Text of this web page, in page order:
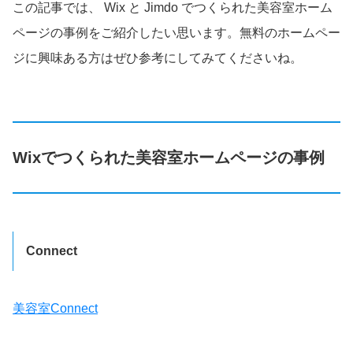
この記事では、 Wix と Jimdo でつくられた美容室ホーム
ページの事例をご紹介したい思います。無料のホームペー
ジに興味ある方はぜひ参考にしてみてくださいね。
Wixでつくられた美容室ホームページの事例
Connect
美容室Connect